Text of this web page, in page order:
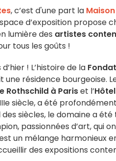
, c’est d'une part la
d’exposition propose
lumière des artistes
tous les goûts !
! L’histoire de la
une résidence bourgeoise.
Rothschild à Pariset l’
siècle, a été
des siècles, le domaine a
passionnées d’art, qui
est un mélange
des expositions